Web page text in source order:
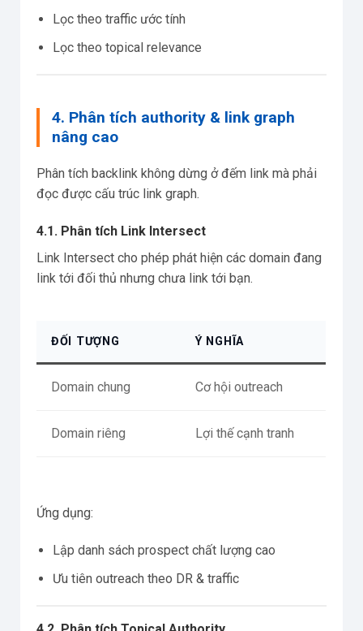
Lọc theo traffic ước tính
Lọc theo topical relevance
4. Phân tích authority & link graph
nâng cao
Phân tích backlink không dừng ở đếm link mà phải
đọc được cấu trúc link graph.
4.1. Phân tích Link Intersect
Link Intersect cho phép phát hiện các domain đang
link tới đối thủ nhưng chưa link tới bạn.
ĐỐI TƯỢNG Ý NGHĨA
Domain chung Cơ hội outreach
Domain riêng Lợi thế cạnh tranh
Ứng dụng:
Lập danh sách prospect chất lượng cao
Ưu tiên outreach theo DR & traffic